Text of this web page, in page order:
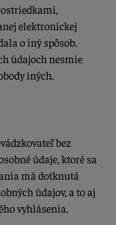
elektronickej
o iný spôsob.
údajoch nesmie
iných.
bez
údaje, ktoré sa
má dotknutá
údajov, a to aj
vyhlásenia.